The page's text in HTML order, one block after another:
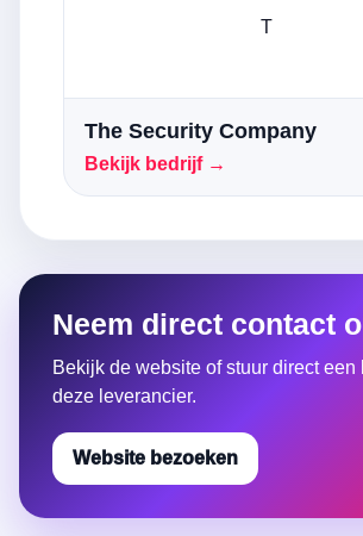
T
The Security Company
Bekijk bedrijf →
Neem direct contact
Bekijk de website of stuur direct een
deze leverancier.
Website bezoeken